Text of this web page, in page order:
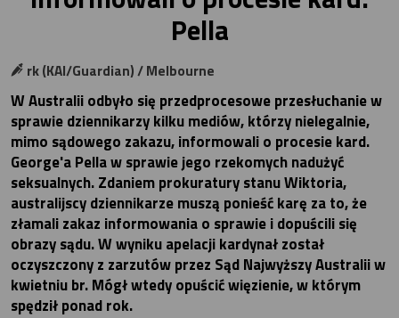
Pella
rk (KAI/Guardian) / Melbourne
W Australii odbyło się przedprocesowe przesłuchanie w
sprawie dziennikarzy kilku mediów, którzy nielegalnie,
mimo sądowego zakazu, informowali o procesie kard.
George'a Pella w sprawie jego rzekomych nadużyć
seksualnych. Zdaniem prokuratury stanu Wiktoria,
australijscy dziennikarze muszą ponieść karę za to, że
złamali zakaz informowania o sprawie i dopuścili się
obrazy sądu. W wyniku apelacji kardynał został
oczyszczony z zarzutów przez Sąd Najwyższy Australii w
kwietniu br. Mógł wtedy opuścić więzienie, w którym
spędził ponad rok.